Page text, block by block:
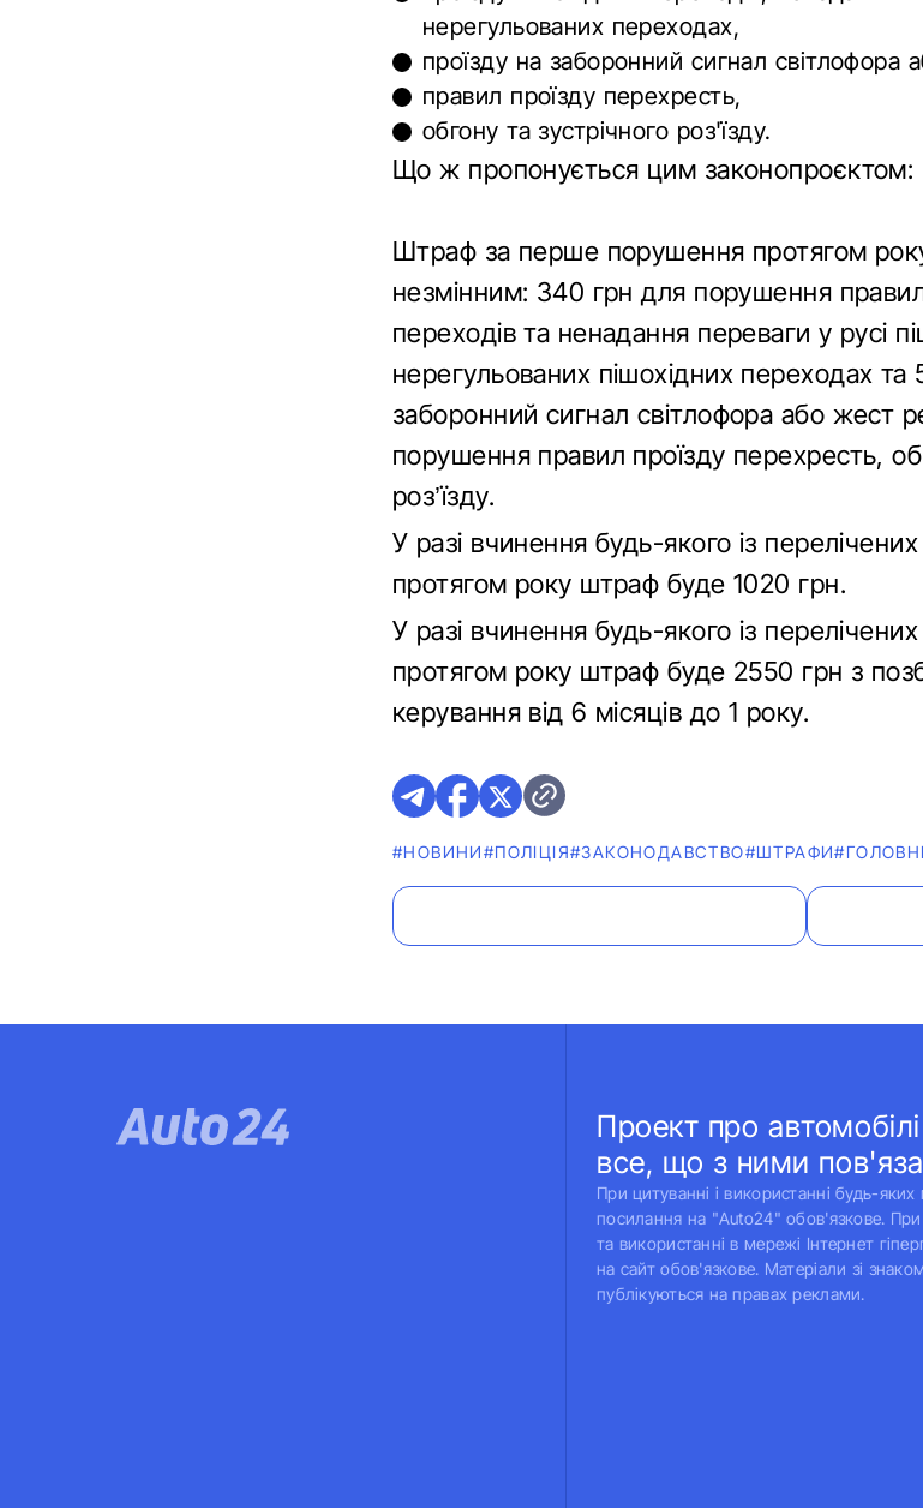
нерегульованих переходах,
проїзду на заборонний сигнал світлофора
правил проїзду перехресть,
обгону та зустрічного роз'їзду.
Що ж пропонується цим законопроєктом:
Штраф за перше порушення протягом
незмінним: 340 грн для порушення правил
переходів та ненадання переваги у русі
нерегульованих пішохідних переходах та
заборонний сигнал світлофора або жест
порушення правил проїзду перехресть,
роз’їзду.
У разі вчинення будь-якого із
протягом року штраф буде 1020 грн.
У разі вчинення будь-якого із
протягом року штраф буде 2550 грн з
керування від 6 місяців до 1 року.
#НОВИНИ#ПОЛІЦІЯ#ЗАКОНОДАВСТВО#ШТРАФИ
Проект про
все, що з ними
При цитуванні і використанні будь-яких
посилання на "Auto24" обов'язкове. При
та використанні в мережі Інтернет
на сайт обов'язкове. Матеріали зі
публікуються на правах реклами.